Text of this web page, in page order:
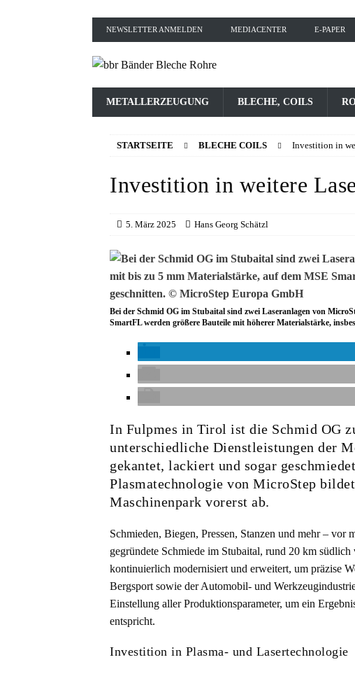
NEWSLETTER ANMELDEN MEDIACENTER E-PAPER
METALLERZEUGUNG BLECHE, COILS
STARTSEITE BLECHE COILS Investition in
Investition in weitere
5. März 2025 Hans Georg Schätzl
Bei der Schmid OG im Stubaital sind zwei Laseranlagen von
SmartFL werden größere Bauteile mit höherer Materialstärke,
In Fulpmes in Tirol ist die Schmid OG
unterschiedliche Dienstleistungen der
gekantet, lackiert und sogar
Plasmatechnologie von MicroStep
Maschinenpark vorerst ab.
Schmieden, Biegen, Pressen, Stanzen und mehr – vor
gegründete Schmiede im Stubaital, rund 20 km
kontinuierlich modernisiert und erweitert, um präzise
Bergsport sowie der Automobil- und
Einstellung aller Produktionsparameter, um ein
entspricht.
Investition in Plasma- und Lasertechnologie